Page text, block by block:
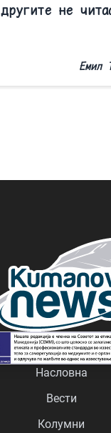
другите не
Емил
Насловна
Вести
Колумни